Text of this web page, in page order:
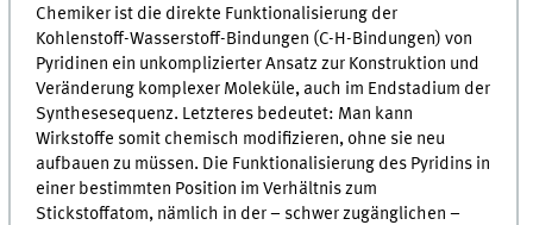
Chemiker ist die direkte Funktionalisierung der
Kohlenstoff-Wasserstoff-Bindungen (C-H-Bindungen) von
Pyridinen ein unkomplizierter Ansatz zur Konstruktion und
Veränderung komplexer Moleküle, auch im Endstadium der
Synthesesequenz. Letzteres bedeutet: Man kann
Wirkstoffe somit chemisch modifizieren, ohne sie neu
aufbauen zu müssen. Die Funktionalisierung des Pyridins in
einer bestimmten Position im Verhältnis zum
Stickstoffatom, nämlich in der – schwer zugänglichen –